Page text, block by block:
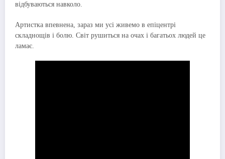
відбуваються навколо.
Артистка впевнена, зараз ми усі живемо в епіцентрі
складнощів і болю. Світ рушиться на очах і багатьох людей це
ламає.